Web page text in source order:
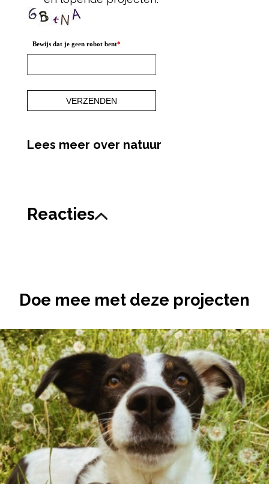
Bewijs dat je geen robot bent*
Lees meer over natuur
Reacties
Doe mee met deze projecten